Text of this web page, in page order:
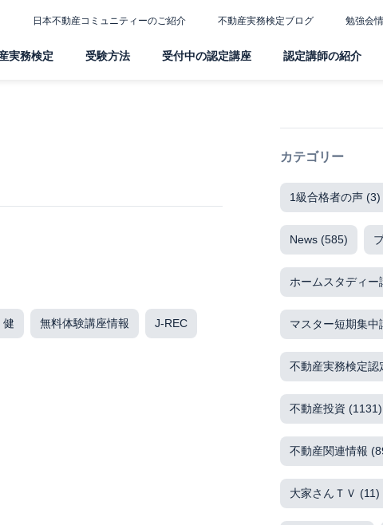
日本不動産コミュニティーのご紹介 不動産実務検定ブログ 勉強会
実務検定 受験方法 受付中の認定講座 認定講師の紹介
無料体験講座情報 J-REC
カテゴリー
1級合格者の声 (3)
News (585)
ホームスタディー
マスター短期集中
不動産実務検定認
不動産投資 (1131)
不動産関連情報
大家さんＴＶ (11)